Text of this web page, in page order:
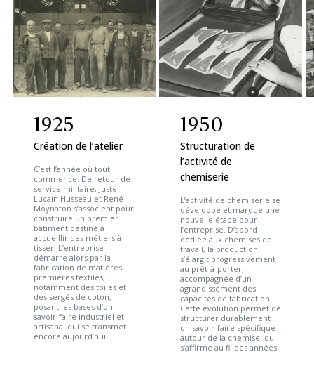
1925
Création de l’atelier
C’est l’année où tout
commence. De retour de
service militaire, Juste
Lucain Husseau et René
Moynaton s’associent pour
construire un premier
bâtiment destiné à
accueillir des métiers à
tisser. L’entreprise
démarre alors par la
fabrication de matières
premières textiles,
notamment des toiles et
des sergés de coton,
posant les bases d’un
savoir-faire industriel et
artisanal qui se transmet
encore aujourd’hui.
1950
Structuration de
l’activité de
chemiserie
L’activité de chemiserie se
développe et marque une
nouvelle étape pour
l’entreprise. D’abord
dédiée aux chemises de
travail, la production
s’élargit progressivement
au prêt-à-porter,
accompagnée d’un
agrandissement des
capacités de fabrication.
Cette évolution permet de
structurer durablement
un savoir-faire spécifique
autour de la chemise, qui
s’affirme au fil des années.